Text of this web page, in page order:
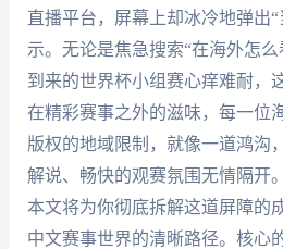
直播平台，屏幕上却冰冷地弹出
示。无论是焦急搜索“在海外怎
到来的世界杯小组赛心痒难耐，
在精彩赛事之外的滋味，每一位
版权的地域限制，就像一道鸿沟
解说、畅快的观赛氛围无情隔开
本文将为你彻底拆解这道屏障的
中文赛事世界的清晰路径。核心